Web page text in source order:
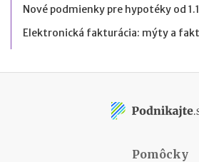
Nové podmienky pre hypotéky od
Elektronická fakturácia: mýty a
Pomôcky